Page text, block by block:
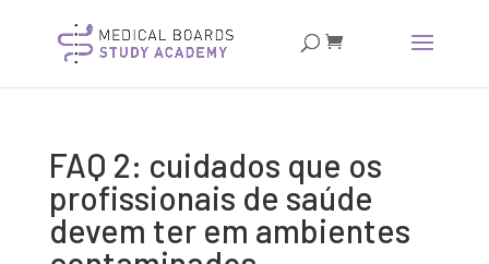
FAQ 2: cuidados que os
profissionais de saúde
devem ter em ambientes